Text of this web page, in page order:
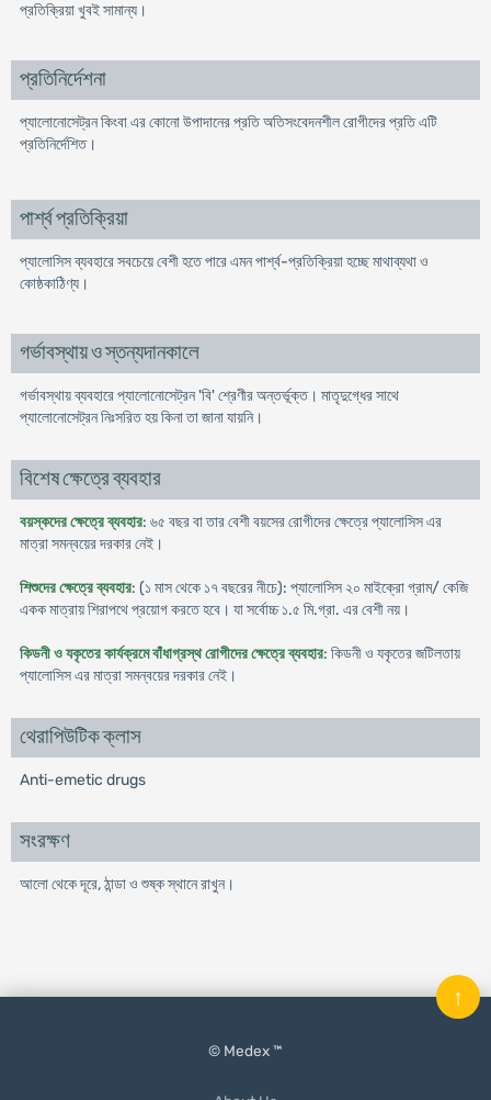
প্রতিক্রিয়া খুবই সামান্য।
প্রতিনির্দেশনা
প্যালোনোসেট্রন কিংবা এর কোনো উপাদানের প্রতি অতিসংবেদনশীল রোগীদের প্রতি এটি
প্রতিনির্দেশিত।
পার্শ্ব প্রতিক্রিয়া
প্যালোসিস ব্যবহারে সবচেয়ে বেশী হতে পারে এমন পার্শ্ব-প্রতিক্রিয়া হচ্ছে মাথাব্যথা ও
কোষ্ঠকাঠিণ্য।
গর্ভাবস্থায় ও স্তন্যদানকালে
গর্ভাবস্থায় ব্যবহারে প্যালোনোসেট্রন 'বি' শ্রেণীর অন্তর্ভূক্ত। মাতৃদুগ্ধের সাথে
প্যালোনোসেট্রন নিঃসরিত হয় কিনা তা জানা যায়নি।
বিশেষ ক্ষেত্রে ব্যবহার
বয়স্কদের ক্ষেত্রে ব্যবহার: ৬৫ বছর বা তার বেশী বয়সের রোগীদের ক্ষেত্রে প্যালোসিস এর
মাত্রা সমন্বয়ের দরকার নেই।
শিশুদের ক্ষেত্রে ব্যবহার: (১ মাস থেকে ১৭ বছরের নীচে): প্যালোসিস ২০ মাইক্রো গ্রাম/ কেজি
একক মাত্রায় শিরাপথে প্রয়োগ করতে হবে। যা সর্বোচ্চ ১.৫ মি.গ্রা. এর বেশী নয়।
কিডনী ও যকৃতের কার্যক্রমে বাঁধাগ্রস্থ রোগীদের ক্ষেত্রে ব্যবহার: কিডনী ও যকৃতের জটিলতায়
প্যালোসিস এর মাত্রা সমন্বয়ের দরকার নেই।
থেরাপিউটিক ক্লাস
Anti-emetic drugs
সংরক্ষণ
আলো থেকে দূরে, ঠান্ডা ও শুষ্ক স্থানে রাখুন।
© Medex ™
↑